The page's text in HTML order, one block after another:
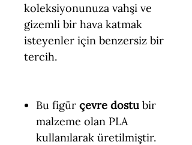
koleksiyonunuza vahşi ve
gizemli bir hava katmak
isteyenler için benzersiz bir
tercih.
Bu figür çevre dostu bir
malzeme olan PLA
kullanılarak üretilmiştir.